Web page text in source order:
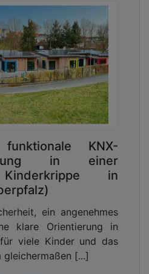
KNX-
in einer
in
ein angenehmes
klare Orientierung in
viele Kinder und das
gleichermaßen [...]